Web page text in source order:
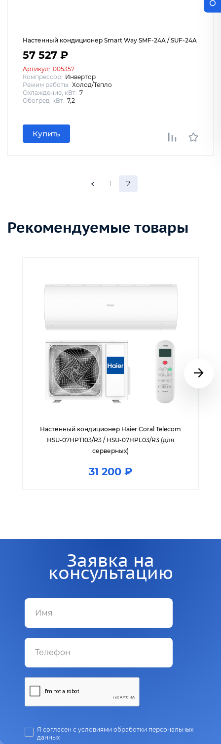
Настенный кондиционер Smart Way SMF-24A / SUF-24A
57 527 ₽
Артикул: 005357
Компрессор: Инвертор
Режим работы: Холод/Тепло
Охлаждение, кВт: 7
Обогрев, кВт: 7,2
Купить
1 2
Рекомендуемые товары
Настенный кондиционер Haier Coral Telecom
HSU-07HPT103/R3 / HSU-07HPL03/R3 (для
серверных)
31 200 ₽
Заявка на
консультацию
Я согласен с условиями обработки персональных
данных